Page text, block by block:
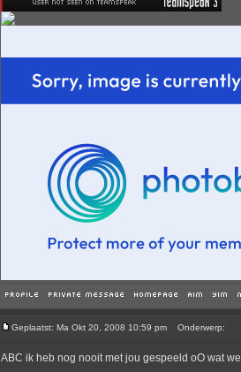
Geplaatst: Ma Okt 20, 2008 10:59 pm Onderwerp:
ABC ik heb nog nooit met jou gespeeld oO wat